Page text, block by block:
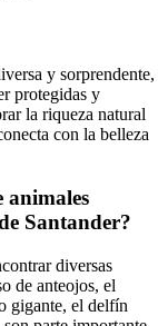
y sorprendente,
protegidas y
la riqueza natural
con la belleza
animales
Santander?
diversas
de anteojos, el
gigante, el delfín